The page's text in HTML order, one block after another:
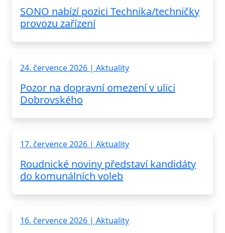
SONO nabízí pozici Technika/techničky
provozu zařízení
24. července 2026 | Aktuality
Pozor na dopravní omezení v ulici
Dobrovského
17. července 2026 | Aktuality
Roudnické noviny představí kandidáty
do komunálních voleb
16. července 2026 | Aktuality